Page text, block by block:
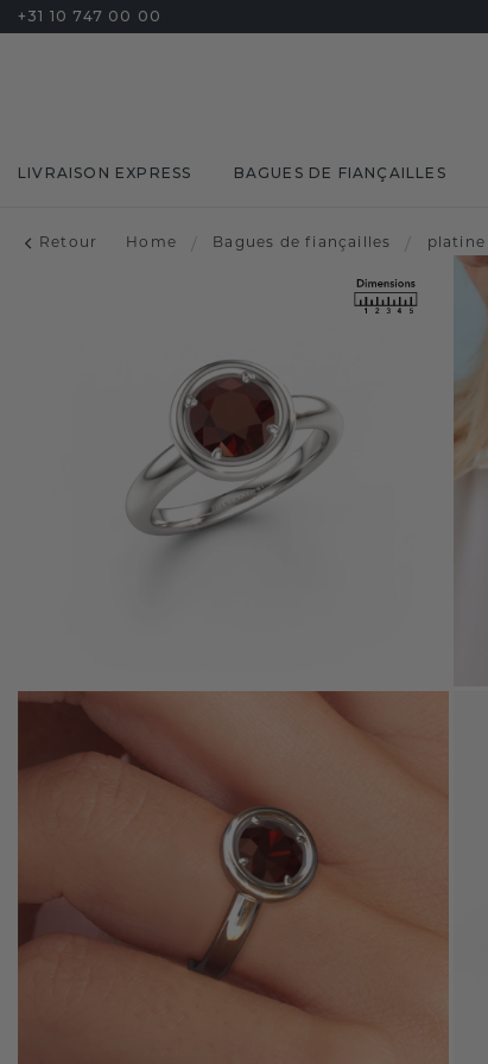
+31 10 747 00 00
LIVRAISON EXPRESS BAGUES DE FIANÇAILLES
Retour Home / Bagues de fiançailles / platine